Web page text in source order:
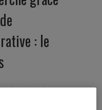
: le
de recherche,